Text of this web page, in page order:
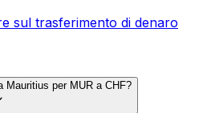
sul trasferimento di denaro
Mauritius per MUR a CHF?